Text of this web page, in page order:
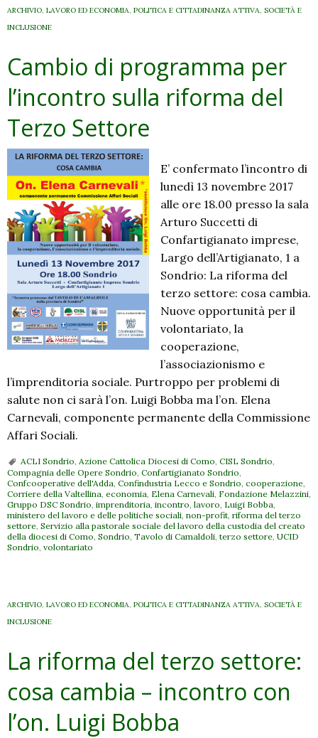
ARCHIVIO, LAVORO ED ECONOMIA, POLITICA E CITTADINANZA ATTIVA, SOCIETÀ E
INCLUSIONE
Cambio di programma per
l’incontro sulla riforma del
Terzo Settore
E’ confermato l’incontro di
lunedì 13 novembre 2017
alle ore 18.00 presso la sala
Arturo Succetti di
Confartigianato imprese,
Largo dell’Artigianato, 1 a
Sondrio: La riforma del
terzo settore: cosa cambia.
Nuove opportunità per il
volontariato, la
cooperazione,
l’associazionismo e
l’imprenditoria sociale. Purtroppo per problemi di
salute non ci sarà l’on. Luigi Bobba ma l’on. Elena
Carnevali, componente permanente della Commissione
Affari Sociali.
ACLI Sondrio Azione Cattolica Diocesi di Como CISL Sondrio
Compagnia delle Opere Sondrio Confartigianato Sondrio
Confcooperative dell'Adda Confindustria Lecco e Sondrio cooperazione
Corriere della Valtellina economia Elena Carnevali Fondazione Melazzini
Gruppo DSC Sondrio imprenditoria incontro lavoro Luigi Bobba
ministero del lavoro e delle politiche sociali non-profit, riforma del terzo
settore Servizio alla pastorale sociale del lavoro della custodia del creato
della diocesi di Como Sondrio Tavolo di Camaldoli terzo settore UCID
Sondrio volontariato
ARCHIVIO, LAVORO ED ECONOMIA, POLITICA E CITTADINANZA ATTIVA, SOCIETÀ E
INCLUSIONE
La riforma del terzo settore:
cosa cambia – incontro con
l’on. Luigi Bobba